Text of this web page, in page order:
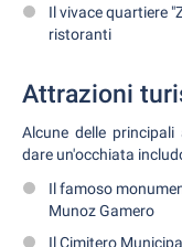
Il vivace quartiere
ristoranti
Attrazioni
Alcune delle
dare un'occhiata
Il famoso
Munoz Gamero
Il Cimitero